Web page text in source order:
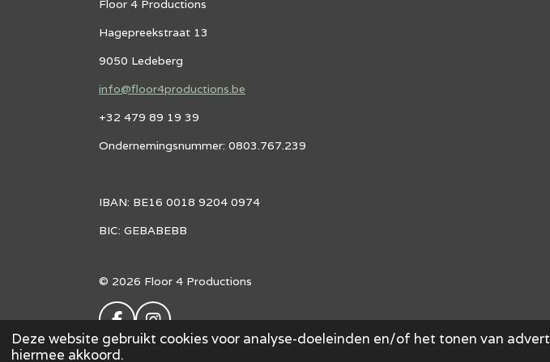
Deze website gebruikt cookies voor analyse-doeleinden en/of het tonen van
hiermee akkoord.
Floor 4 Productions
Hagepreekstraat 13
9050 Ledeberg
info@floor4productions.be
+32 479 89 19 39
Ondernemingsnummer: 0803.767.239
IBAN: BE16 0018 9204 0974
BIC: GEBABEBB
© 2026 Floor 4 Productions
F
A
I
N